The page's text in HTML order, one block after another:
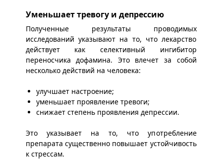
Уменьшает тревогу и депрессию
Полученные результаты проводимых
исследований указывают на то, что лекарство
действует как селективный ингибитор
переносчика дофамина. Это влечет за собой
несколько действий на человека:
улучшает настроение;
уменьшает проявление тревоги;
снижает степень проявления депрессии.
Это указывает на то, что употребление
препарата существенно повышает устойчивость
к стрессам.